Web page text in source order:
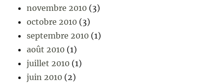
novembre 2010 (3)
octobre 2010 (3)
septembre 2010 (1)
août 2010 (1)
juillet 2010 (1)
juin 2010 (2)